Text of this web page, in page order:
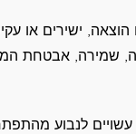
ישירים או
שמירה, אבטחת
לנבוע